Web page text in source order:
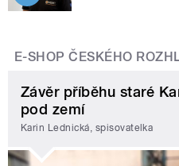
E-SHOP ČESKÉHO
Závěr příběhu staré
pod zemí
Karin Lednická, spisovatelka